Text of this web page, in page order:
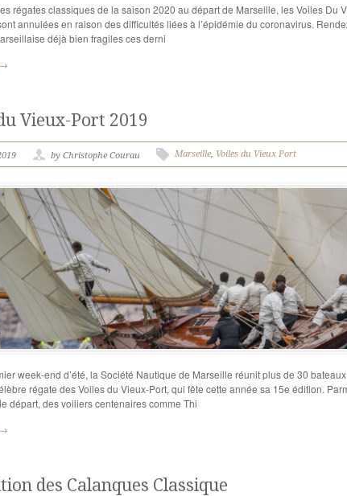
régates classiques de la saison 2020 au départ de Marseille, les Voiles Du
annulées en raison des difficultés liées à l’épidémie du coronavirus.
déjà bien fragiles ces derni
Vieux-Port 2019
by Christophe Courau Marseille, Voiles du Vieux Port
week-end d’été, la Société Nautique de Marseille réunit plus de 30
régate des Voiles du Vieux-Port, qui fête cette année sa 15e édition.
départ, des voiliers centenaires comme Thi
des Calanques Classique